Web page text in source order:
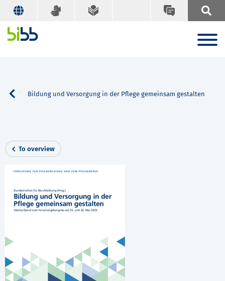
Bildung und Versorgung in der Pflege gemeinsam gestalten
To overview